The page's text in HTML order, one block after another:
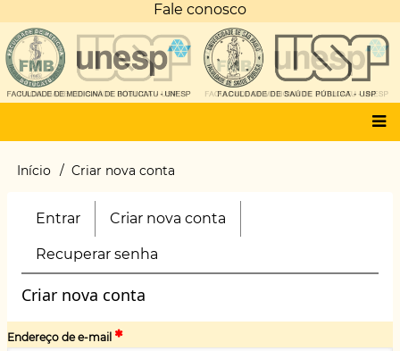
Fale conosco
Main
Trilha
navegação
Início Criar nova conta
Primary
Entrar Criar nova conta
ativa)
Recuperar senha
Criar nova conta
Endereço de e-mail